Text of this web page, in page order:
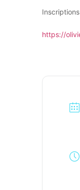
https://